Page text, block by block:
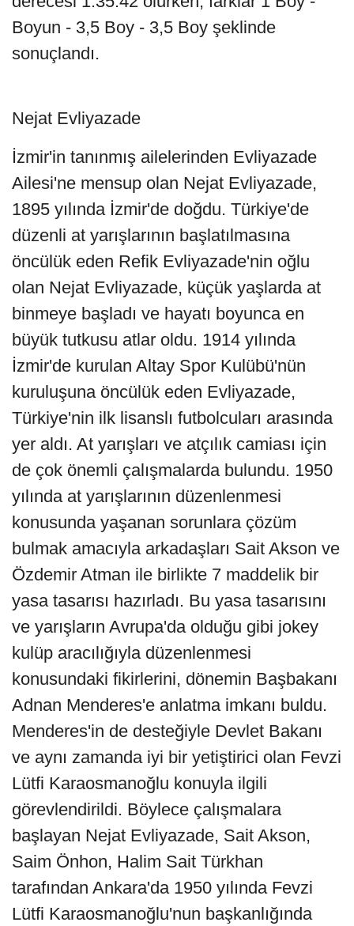
Boyun - 3,5 Boy - 3,5 Boy şeklinde
sonuçlandı.
Nejat Evliyazade
İzmir'in tanınmış ailelerinden Evliyazade
Ailesi'ne mensup olan Nejat Evliyazade,
1895 yılında İzmir'de doğdu. Türkiye'de
düzenli at yarışlarının başlatılmasına
öncülük eden Refik Evliyazade'nin oğlu
olan Nejat Evliyazade, küçük yaşlarda at
binmeye başladı ve hayatı boyunca en
büyük tutkusu atlar oldu. 1914 yılında
İzmir'de kurulan Altay Spor Kulübü'nün
kuruluşuna öncülük eden Evliyazade,
Türkiye'nin ilk lisanslı futbolcuları arasında
yer aldı. At yarışları ve atçılık camiası için
de çok önemli çalışmalarda bulundu. 1950
yılında at yarışlarının düzenlenmesi
konusunda yaşanan sorunlara çözüm
bulmak amacıyla arkadaşları Sait Akson ve
Özdemir Atman ile birlikte 7 maddelik bir
yasa tasarısı hazırladı. Bu yasa tasarısını
ve yarışların Avrupa'da olduğu gibi jokey
kulüp aracılığıyla düzenlenmesi
konusundaki fikirlerini, dönemin Başbakanı
Adnan Menderes'e anlatma imkanı buldu.
Menderes'in de desteğiyle Devlet Bakanı
ve aynı zamanda iyi bir yetiştirici olan Fevzi
Lütfi Karaosmanoğlu konuyla ilgili
görevlendirildi. Böylece çalışmalara
başlayan Nejat Evliyazade, Sait Akson,
Saim Önhon, Halim Sait Türkhan
tarafından Ankara'da 1950 yılında Fevzi
Lütfi Karaosmanoğlu'nun başkanlığında